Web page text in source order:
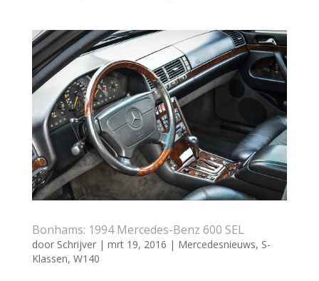
Bonhams: 1994 Mercedes-Benz 600 SEL
door Schrijver| mrt 19, 2016 | Mercedesnieuws, S-
Klassen, W140